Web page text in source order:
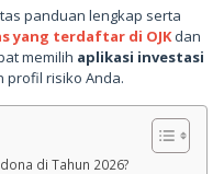
panduan lengkap serta
yang terdaftar di OJKdan
memilih aplikasi investasi
profil risiko Anda.
di Tahun 2026?